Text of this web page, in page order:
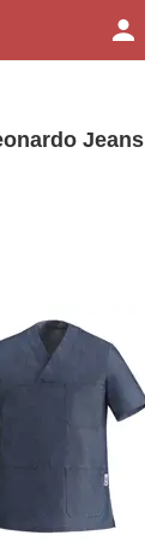
Jeans